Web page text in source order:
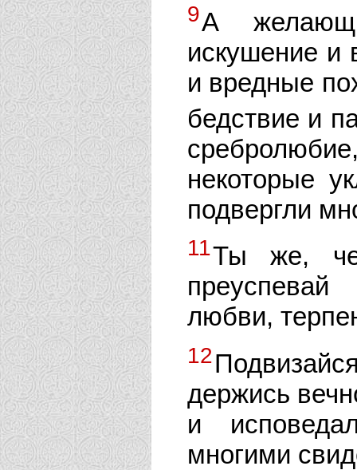
9А
искушение и
и вредные
бедствие и
некоторые
подвергли
11Ты же,
любви,
12
держись
и
многими